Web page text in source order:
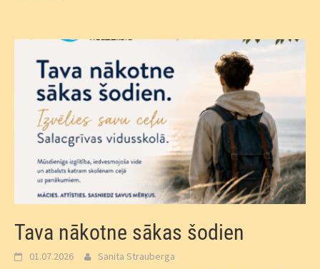
Tava nākotne sākas šodien
01.07.2026 Sanita Strauberga